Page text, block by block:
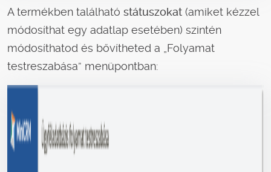
A termékben található státuszokat (amiket kézzel
módosíthat egy adatlap esetében) szintén
módosíthatod és bővítheted a „Folyamat
testreszabása” menüpontban: